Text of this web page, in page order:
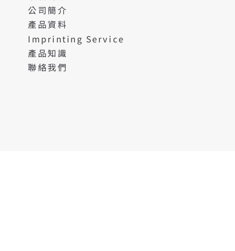
公司簡介
產品資料
Imprinting Service
產品知識
聯絡我們